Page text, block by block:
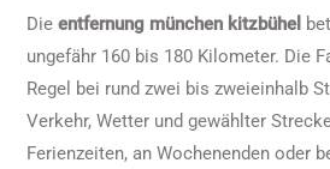
Die entfernung münchen kitzbühel
ungefähr 160 bis 180 Kilometer. Die
Regel bei rund zwei bis zweieinhalb
Verkehr, Wetter und gewählter
Ferienzeiten, an Wochenenden oder